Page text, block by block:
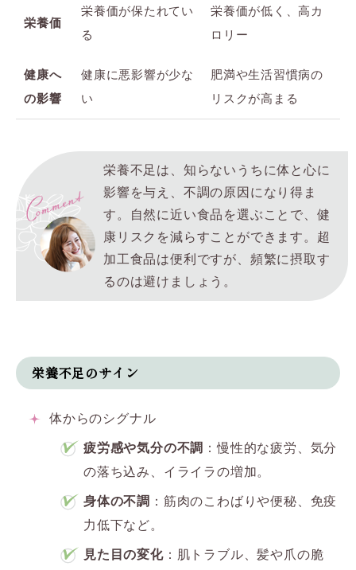
栄養価
栄養価が保たれてい
る
栄養価が低く、高カ
ロリー
健康へ
の影響
健康に悪影響が少な
い
肥満や生活習慣病の
リスクが高まる
栄養不足は、知らないうちに体と心に
影響を与え、不調の原因になり得ま
す。
自然に近い食品を選ぶことで、健
康リスクを減らすことができます。超
加工食品は便利ですが、頻繁に摂取す
るのは避けましょう。
栄養不足のサイン
体からのシグナル
疲労感や気分の不調 ：慢性的な疲労、気分
の落ち込み、イライラの増加。
身体の不調 ：筋肉のこわばりや便秘、免疫
力低下など。
見た目の変化：肌トラブル、髪や爪の脆